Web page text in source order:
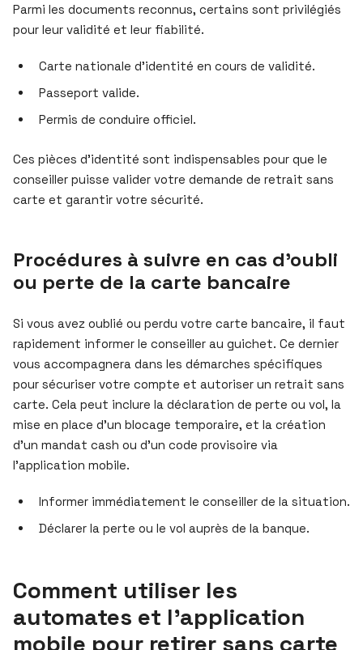
Parmi les documents reconnus, certains sont privilégiés
pour leur validité et leur fiabilité.
Carte nationale d’identité en cours de validité.
Passeport valide.
Permis de conduire officiel.
Ces pièces d’identité sont indispensables pour que le
conseiller puisse valider votre demande de retrait sans
carte et garantir votre sécurité.
Procédures à suivre en cas d’oubli
ou perte de la carte bancaire
Si vous avez oublié ou perdu votre carte bancaire, il faut
rapidement informer le conseiller au guichet. Ce dernier
vous accompagnera dans les démarches spécifiques
pour sécuriser votre compte et autoriser un retrait sans
carte. Cela peut inclure la déclaration de perte ou vol, la
mise en place d’un blocage temporaire, et la création
d’un mandat cash ou d’un code provisoire via
l’application mobile.
Informer immédiatement le conseiller de la situation.
Déclarer la perte ou le vol auprès de la banque.
Comment utiliser les
automates et l’application
mobile pour retirer sans carte